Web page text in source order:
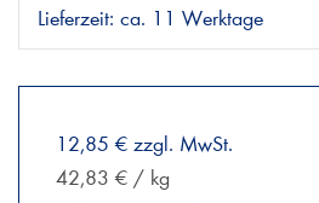
Lieferzeit: ca. 11 Werktage
12,85 € zzgl. MwSt.
42,83 € / kg